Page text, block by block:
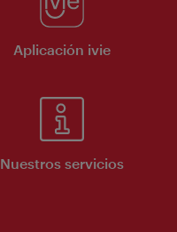
Aplicación ivie
Nuestros servicios